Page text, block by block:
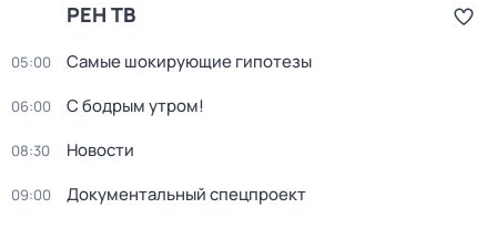
РЕН ТВ
05:00 Самые шoкиpующие гипотезы
06:00 С бодрым утром!
08:30 Новости
09:00 Документальный спецпроект